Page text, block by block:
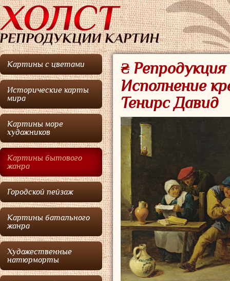
Картины с цветами
Исторические карты
мира
Картины море
художников
Картины бытового
жанра
Городской пейзаж
Картины батального
жанра
Художественные
натюрморты
₴
Исполнение
Тенирс Давид